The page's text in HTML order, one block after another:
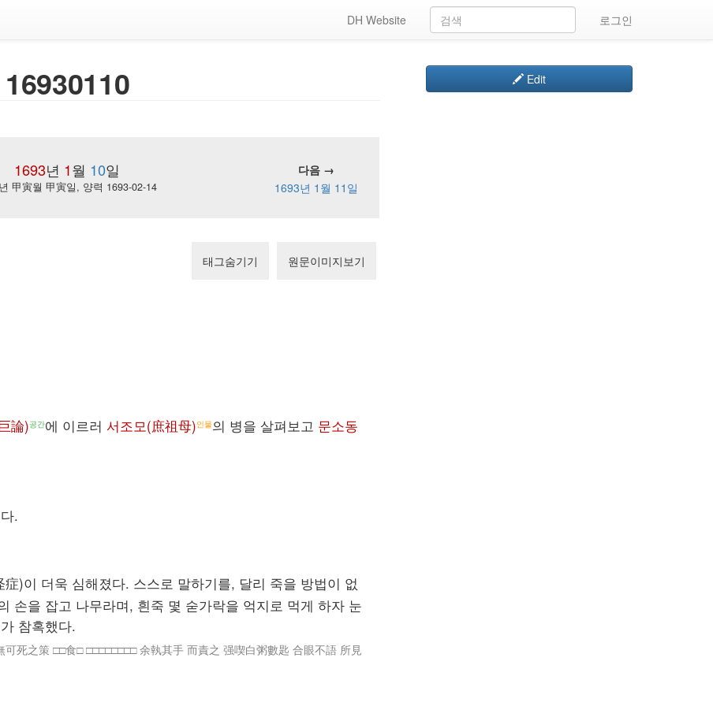
로그인
DH Website
16930110
1693년 1월 10일
다음 →
甲寅월 甲寅일, 양력 1693-02-14 1693년 1월 11일
태그숨기기 원문이미지보기
論)공간에 이르러 서조모(庶祖母)인물의 병을 살펴보고 문소동
.
)이 더욱 심해졌다. 스스로 말하기를, 달리 죽을 방법이 없
손을 잡고 나무라며, 흰죽 몇 숟가락을 억지로 먹게 하자 눈
참혹했다.
死之策 □□食□ □□□□□□□□ 余執其手 而責之 强喫白粥數匙 合眼不語 所見
Edit